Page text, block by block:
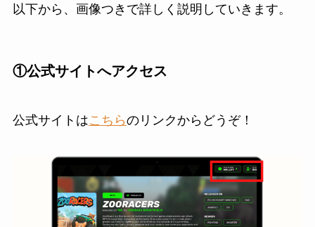
以下から、画像つきで詳しく説明していきます。
①公式サイトへアクセス
公式サイトはこちらのリンクからどうぞ！